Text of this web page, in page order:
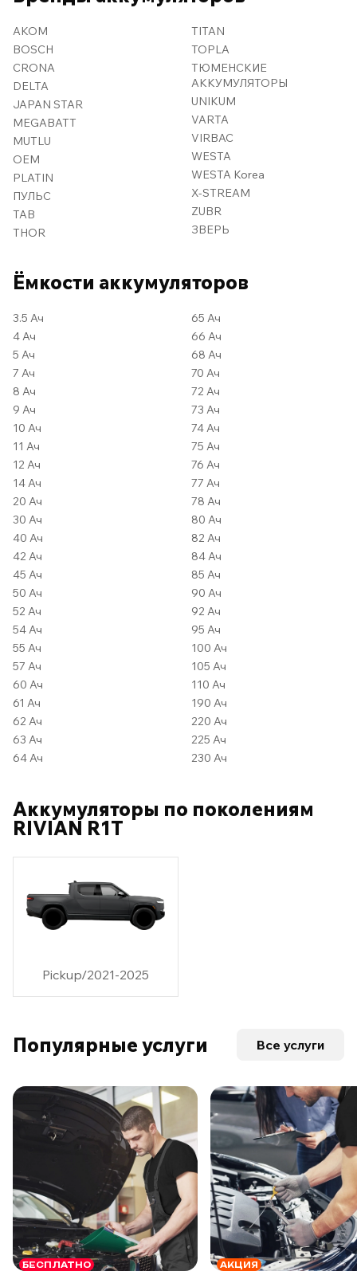
AKOM
BOSCH
CRONA
DELTA
JAPAN STAR
MEGABATT
MUTLU
OEM
PLATIN
ПУЛЬС
TAB
THOR
TITAN
TOPLA
ТЮМЕНСКИЕ
АККУМУЛЯТОРЫ
UNIKUM
VARTA
VIRBAC
WESTA
WESTA Korea
X-STREAM
ZUBR
ЗВЕРЬ
Ёмкости аккумуляторов
3.5 Ач
4 Ач
5 Ач
7 Ач
8 Ач
9 Ач
10 Ач
11 Ач
12 Ач
14 Ач
20 Ач
30 Ач
40 Ач
42 Ач
45 Ач
50 Ач
52 Ач
54 Ач
55 Ач
57 Ач
60 Ач
61 Ач
62 Ач
63 Ач
64 Ач
65 Ач
66 Ач
68 Ач
70 Ач
72 Ач
73 Ач
74 Ач
75 Ач
76 Ач
77 Ач
78 Ач
80 Ач
82 Ач
84 Ач
85 Ач
90 Ач
92 Ач
95 Ач
100 Ач
105 Ач
110 Ач
190 Ач
220 Ач
225 Ач
230 Ач
Аккумуляторы по поколениям
RIVIAN R1T
Pickup/2021-2025
Популярные услуги Все услуги
БЕСПЛАТНО АКЦИЯ